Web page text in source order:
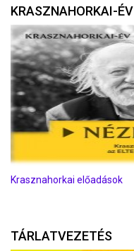
KRASZNAHORKAI-ÉV
Krasznahorkai előadások
TÁRLATVEZETÉS